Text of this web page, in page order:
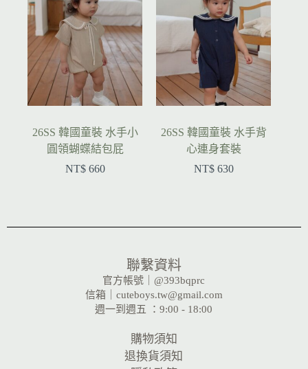
26SS 韓國童裝 水手小
圓領蝴蝶結包屁
NT$ 660
26SS 韓國童裝 水手背
心連身套裝
NT$ 630
聯繫資料
官方帳號｜@393bqprc
信箱｜cuteboys.tw@gmail.com
週一到週五 ：9:00 - 18:00
購物須知
退換貨須知